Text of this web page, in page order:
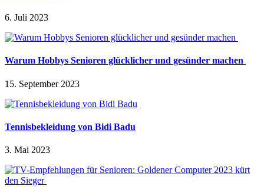
6. Juli 2023
Warum Hobbys Senioren glücklicher und gesünder machen
15. September 2023
Tennisbekleidung von Bidi Badu
3. Mai 2023